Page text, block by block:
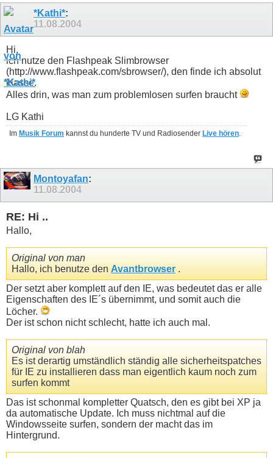
*Kathi*:
11.08.2004
Hi,
ich nutze den Flashpeak Slimbrowser
(http://www.flashpeak.com/sbrowser/), den finde ich absolut
klasse.
Alles drin, was man zum problemlosen surfen braucht
LG Kathi
Im Musik Forum kannst du hunderte TV und Radiosender Live hören.
Montoyafan:
11.08.2004
RE: Hi ..
Hallo,
Original von man
Hallo, ich benutze den Avantbrowser .
Der setzt aber komplett auf den IE, was bedeutet das er alle
Eigenschaften des IE´s übernimmt, und somit auch die
Löcher.
Der ist schon nicht schlecht, hatte ich auch mal.
Original von blah
Es ist derartig umständlich ständig alle sicherheitspatches
für IE zu installieren dass man eigentlich kaum noch zum
surfen kommt
Das ist schonmal kompletter Quatsch, den es gibt bei XP ja
da automatische Update. Ich muss nichtmal auf die
Windowsseite surfen, sondern der macht das im
Hintergrund.